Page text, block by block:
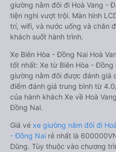
giường nằm đôi đi Hoà Vang -
tiện nghi vượt trội. Màn hình
trí, wifi, và nước uống và chăn
khách suốt hành trình.
Xe Biên Hòa - Đồng Nai Hoà
tốt nhất: Xe từ Biên Hòa -
giường nằm đôi được đánh giá
điểm đánh giá trung bình từ
của hành khách Xe về Hoà
Đồng Nai.
Giá vé xe giường nằm đôi đi
- Đồng Nai rẻ nhất là
Dũng. Tùy thuộc vào chương